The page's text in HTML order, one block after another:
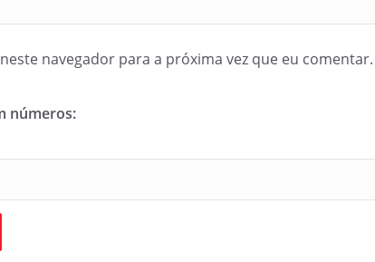
navegador para a próxima vez que eu comentar.
números: